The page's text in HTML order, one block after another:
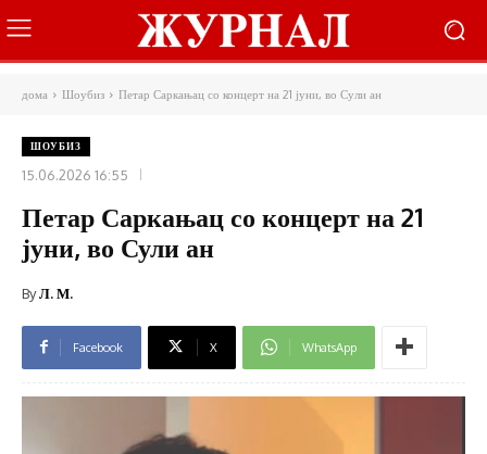
дома Шоубиз Петар Саркањац со концерт на 21 јуни, во Сули ан
ШОУБИЗ
15.06.2026 16:55
Петар Саркањац со концерт на 21
јуни, во Сули ан
ByЛ. М.
Facebook X WhatsApp